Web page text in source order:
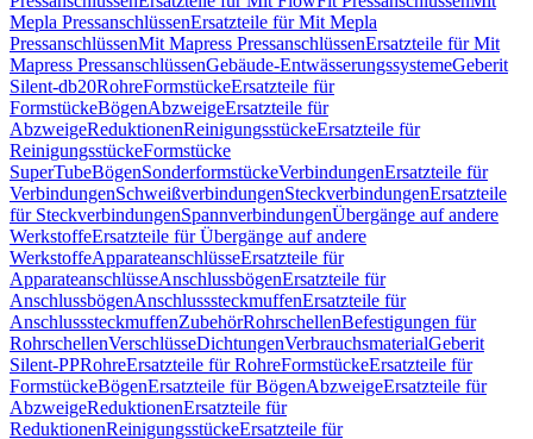
Mepla PressanschlüssenErsatzteile für Mit Mepla
PressanschlüssenMit Mapress PressanschlüssenErsatzteile für Mit
Mapress PressanschlüssenGebäude-EntwässerungssystemeGeberit
Silent-db20RohreFormstückeErsatzteile für
FormstückeBögenAbzweigeErsatzteile für
AbzweigeReduktionenReinigungsstückeErsatzteile für
ReinigungsstückeFormstücke
SuperTubeBögenSonderformstückeVerbindungenErsatzteile für
VerbindungenSchweißverbindungenSteckverbindungenErsatzteile
für SteckverbindungenSpannverbindungenÜbergänge auf andere
WerkstoffeErsatzteile für Übergänge auf andere
WerkstoffeApparateanschlüsseErsatzteile für
ApparateanschlüsseAnschlussbögenErsatzteile für
AnschlussbögenAnschlusssteckmuffenErsatzteile für
AnschlusssteckmuffenZubehörRohrschellenBefestigungen für
RohrschellenVerschlüsseDichtungenVerbrauchsmaterialGeberit
Silent-PPRohreErsatzteile für RohreFormstückeErsatzteile für
FormstückeBögenErsatzteile für BögenAbzweigeErsatzteile für
AbzweigeReduktionenErsatzteile für
ReduktionenReinigungsstückeErsatzteile für